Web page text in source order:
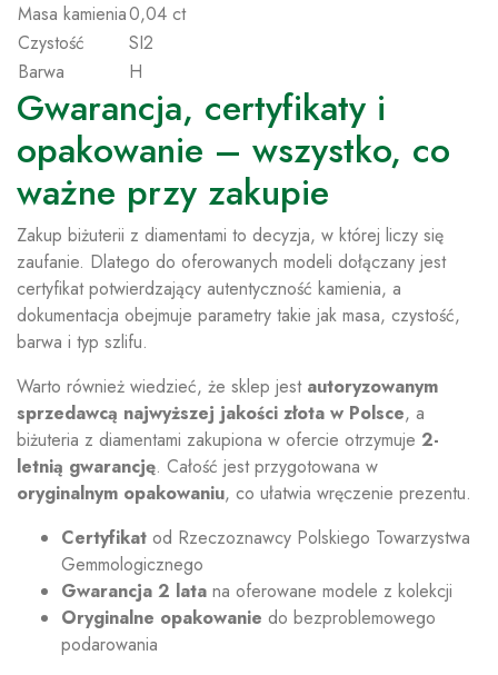
Masa kamienia0,04 ct
Czystość
SI2
Barwa
H
Gwarancja, certyfikaty i
opakowanie – wszystko, co
ważne przy zakupie
Zakup biżuterii z diamentami to decyzja, w której liczy się
zaufanie. Dlatego do oferowanych modeli dołączany jest
certyfikat potwierdzający autentyczność kamienia, a
dokumentacja obejmuje parametry takie jak masa, czystość,
barwa i typ szlifu.
Warto również wiedzieć, że sklep jest autoryzowanym
sprzedawcą najwyższej jakości złota w Polsce, a
biżuteria z diamentami zakupiona w ofercie otrzymuje 2-
letnią gwarancję. Całość jest przygotowana w
oryginalnym opakowaniu, co ułatwia wręczenie prezentu.
Certyfikat od Rzeczoznawcy Polskiego Towarzystwa
Gemmologicznego
Gwarancja 2 lata na oferowane modele z kolekcji
Oryginalne opakowanie do bezproblemowego
podarowania